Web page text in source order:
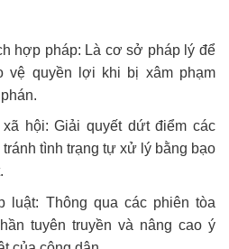
hợp pháp: Là cơ sở pháp lý để
vệ quyền lợi khi bị xâm phạm
hội: Giải quyết dứt điểm các
tránh tình trạng tự xử lý bằng bạo
luật: Thông qua các phiên tòa
tuyên truyền và nâng cao ý